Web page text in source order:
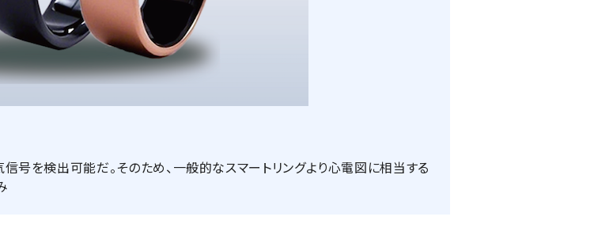
号を検出可能だ。そのため、一般的なスマートリングより心電図に相当する